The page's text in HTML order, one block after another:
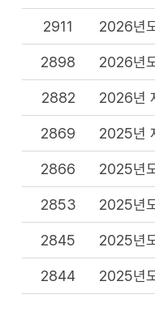
2911 2026년
2898 2026년
2882 2026년
2869 2025년
2866 2025년
2853 2025년
2845 2025년
2844 2025년